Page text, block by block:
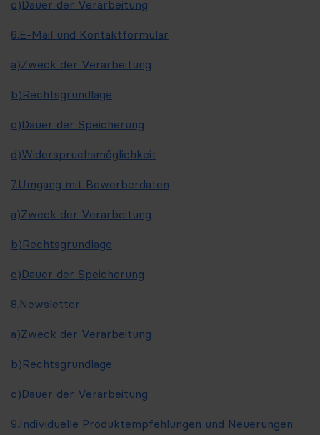
c)Dauer der Verarbeitung
6.E-Mail und Kontaktformular
a)Zweck der Verarbeitung
b)Rechtsgrundlage
c)Dauer der Speicherung
d)Widerspruchsmöglichkeit
7.Umgang mit Bewerberdaten
a)Zweck der Verarbeitung
b)Rechtsgrundlage
c)Dauer der Speicherung
8.Newsletter
a)Zweck der Verarbeitung
b)Rechtsgrundlage
c)Dauer der Verarbeitung
9.Individuelle Produktempfehlungen und Neuerungen